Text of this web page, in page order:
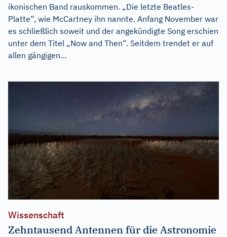
ikonischen Band rauskommen. „Die letzte Beatles-
Platte“, wie McCartney ihn nannte. Anfang November war
es schließlich soweit und der angekündigte Song erschien
unter dem Titel „Now and Then“. Seitdem trendet er auf
allen gängigen...
Wissenschaft
Zehntausend Antennen für die Astronomie